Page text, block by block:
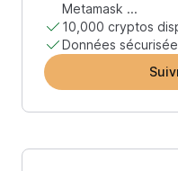
Metamask ...
10,000 cryptos
Données